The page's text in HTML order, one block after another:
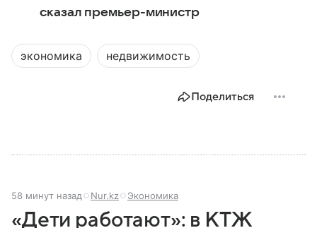
сказал премьер-министр
экономика недвижимость
Поделиться
58 минут назад Nur.kz Экономика
«Дети работают»: в КТЖ